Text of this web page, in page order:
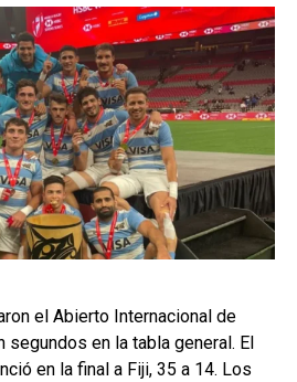
el Abierto Internacional de
segundos en la tabla general. El
en la final a Fiji, 35 a 14. Los